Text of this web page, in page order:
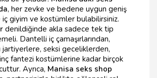
, her zevke ve bedene uygun geniş
giyim ve kostümler bulabilirsiniz.
denildiğinde akla sadece tek tip
Dantelli iç çamaşırlarından,
jartiyerlere, seksi geceliklerden,
fantezi kostümlerine kadar birçok
Ayrıca, Manisa seks shop